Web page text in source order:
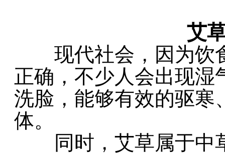
艾草
现代社会，因为饮
正确，不少人会出现湿
洗脸，能够有效的驱寒
体。
同时，艾草属于中